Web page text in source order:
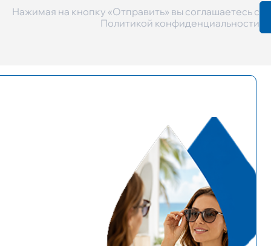
Нажимая на кнопку «Отправить» вы соглашаетесь с
Политикой конфиденциальности